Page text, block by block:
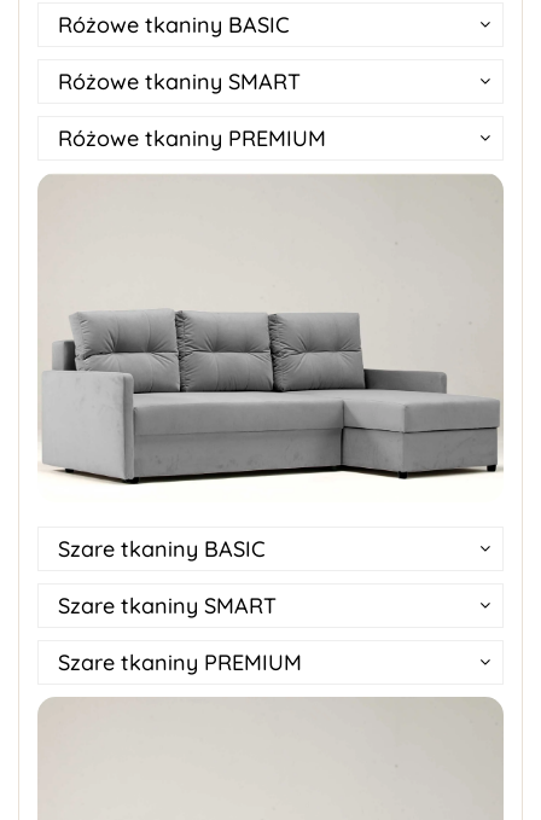
Różowe tkaniny BASIC
Różowe tkaniny SMART
Różowe tkaniny PREMIUM
Szare tkaniny BASIC
Szare tkaniny SMART
Szare tkaniny PREMIUM